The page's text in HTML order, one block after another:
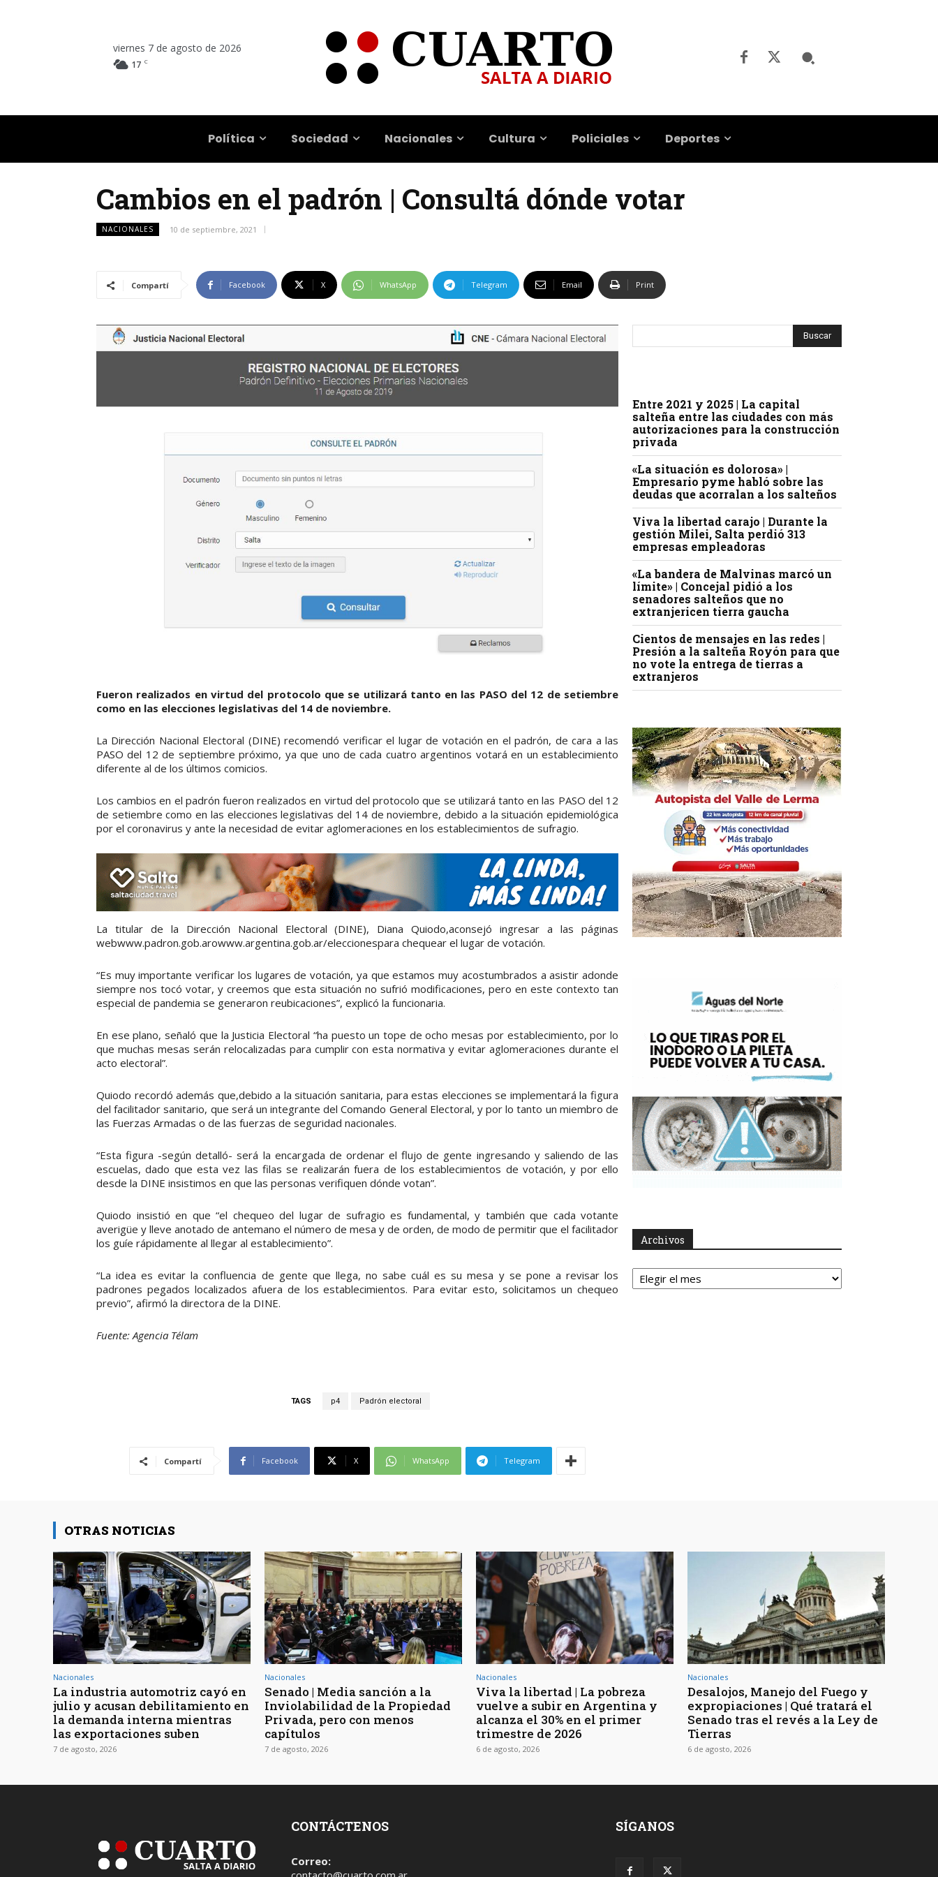
viernes 7 de agosto de 2026
17 C
Política Sociedad Nacionales Cultura Policiales Deportes
Cambios en el padrón | Consultá dónde votar
NACIONALES 10 de septiembre, 2021
Compartí Facebook X WhatsApp Telegram Email Print
Fueron realizados en virtud del protocolo que se utilizará tanto en las PASO del 12 de setiembre
como en las elecciones legislativas del 14 de noviembre.
La Dirección Nacional Electoral (DINE) recomendó verificar el lugar de votación en el padrón, de cara a las
PASO del 12 de septiembre próximo, ya que uno de cada cuatro argentinos votará en un establecimiento
diferente al de los últimos comicios.
Los cambios en el padrón fueron realizados en virtud del protocolo que se utilizará tanto en las PASO del 12
de setiembre como en las elecciones legislativas del 14 de noviembre, debido a la situación epidemiológica
por el coronavirus y ante la necesidad de evitar aglomeraciones en los establecimientos de sufragio.
La titular de la Dirección Nacional Electoral (DINE), Diana Quiodo,aconsejó ingresar a las páginas
webwww.padron.gob.arowww.argentina.gob.ar/eleccionespara chequear el lugar de votación.
“Es muy importante verificar los lugares de votación, ya que estamos muy acostumbrados a asistir adonde
siempre nos tocó votar, y creemos que esta situación no sufrió modificaciones, pero en este contexto tan
especial de pandemia se generaron reubicaciones”, explicó la funcionaria.
En ese plano, señaló que la Justicia Electoral “ha puesto un tope de ocho mesas por establecimiento, por lo
que muchas mesas serán relocalizadas para cumplir con esta normativa y evitar aglomeraciones durante el
acto electoral”.
Quiodo recordó además que,debido a la situación sanitaria, para estas elecciones se implementará la figura
del facilitador sanitario, que será un integrante del Comando General Electoral, y por lo tanto un miembro de
las Fuerzas Armadas o de las fuerzas de seguridad nacionales.
“Esta figura -según detalló- será la encargada de ordenar el flujo de gente ingresando y saliendo de las
escuelas, dado que esta vez las filas se realizarán fuera de los establecimientos de votación, y por ello
desde la DINE insistimos en que las personas verifiquen dónde votan”.
Quiodo insistió en que “el chequeo del lugar de sufragio es fundamental, y también que cada votante
averigüe y lleve anotado de antemano el número de mesa y de orden, de modo de permitir que el facilitador
los guíe rápidamente al llegar al establecimiento”.
“La idea es evitar la confluencia de gente que llega, no sabe cuál es su mesa y se pone a revisar los
padrones pegados localizados afuera de los establecimientos. Para evitar esto, solicitamos un chequeo
previo”, afirmó la directora de la DINE.
Fuente: Agencia Télam
TAGS p4 Padrón electoral
Compartí Facebook X WhatsApp Telegram
Entre 2021 y 2025 | La capital
salteña entre las ciudades con más
autorizaciones para la construcción
privada
«La situación es dolorosa» |
Empresario pyme habló sobre las
deudas que acorralan a los salteños
Viva la libertad carajo | Durante la
gestión Milei, Salta perdió 313
empresas empleadoras
«La bandera de Malvinas marcó un
límite» | Concejal pidió a los
senadores salteños que no
extranjericen tierra gaucha
Cientos de mensajes en las redes |
Presión a la salteña Royón para que
no vote la entrega de tierras a
extranjeros
Archivos
Archivos
OTRAS NOTICIAS
Nacionales
La industria automotriz cayó en
julio y acusan debilitamiento en
la demanda interna mientras
las exportaciones suben
7 de agosto, 2026
Nacionales
Senado | Media sanción a la
Inviolabilidad de la Propiedad
Privada, pero con menos
capítulos
7 de agosto, 2026
Nacionales
Viva la libertad | La pobreza
vuelve a subir en Argentina y
alcanza el 30% en el primer
trimestre de 2026
6 de agosto, 2026
Nacionales
Desalojos, Manejo del Fuego y
expropiaciones | Qué tratará el
Senado tras el revés a la Ley de
Tierras
6 de agosto, 2026
CONTÁCTENOS
Correo:
SÍGANOS